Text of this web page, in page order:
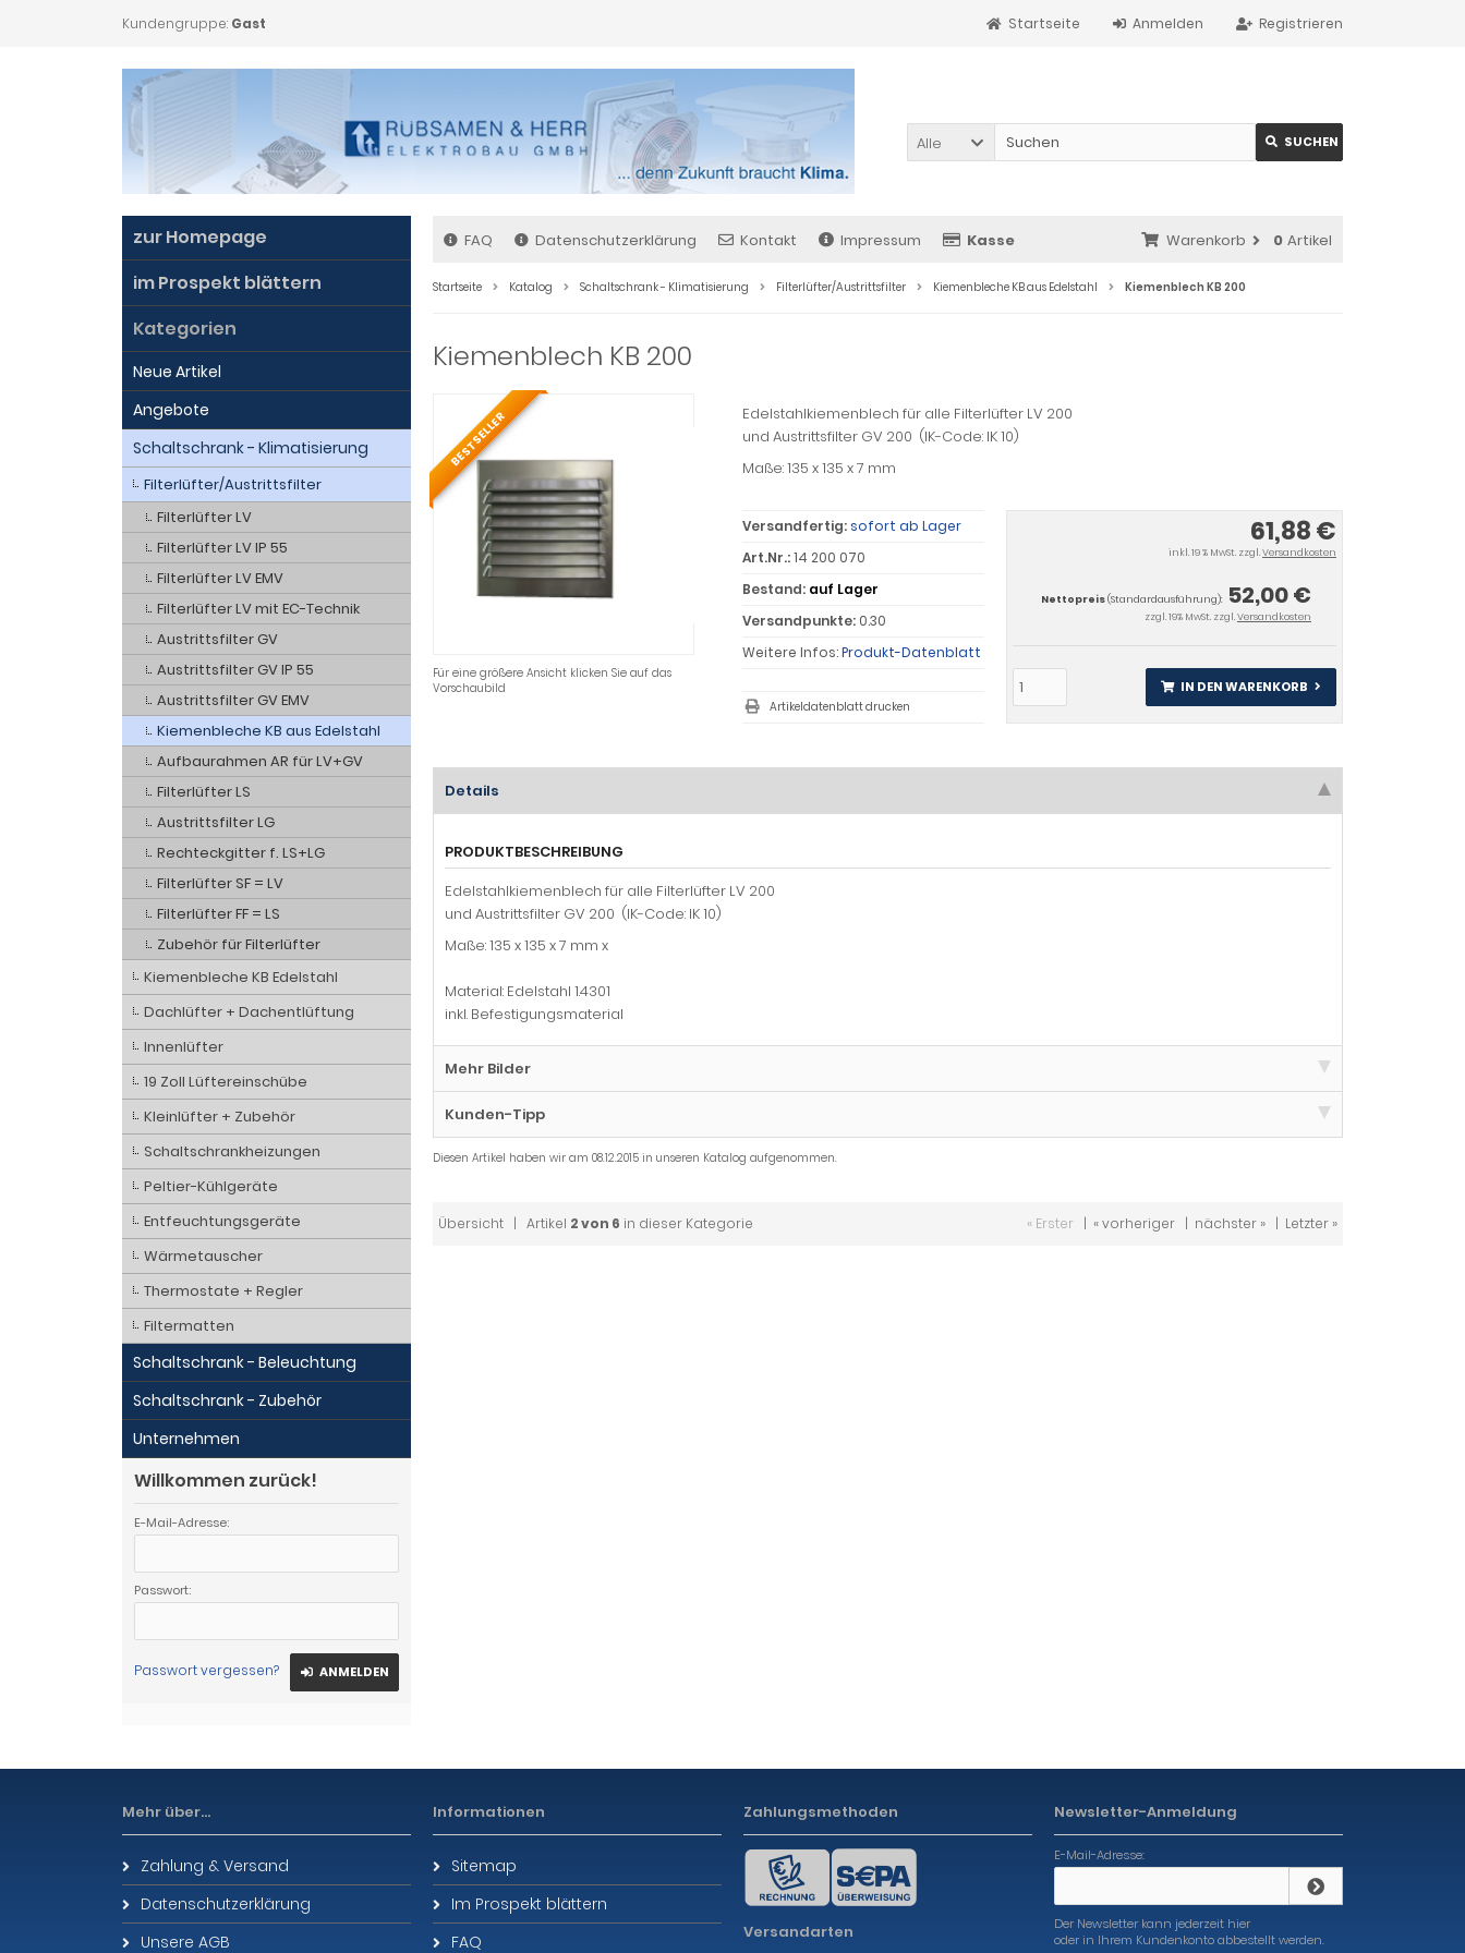
Kundengruppe: Gast Registrieren
Anmelden
Startseite
Alle SUCHEN
FAQ Datenschutzerklärung Kontakt Impressum Kasse Warenkorb 0 Artikel
Startseite Katalog Schaltschrank - Klimatisierung Filterlüfter/Austrittsfilter Kiemenbleche KB aus Edelstahl Kiemenblech KB 200
Kiemenblech KB 200
BESTSELLER
Für eine größere Ansicht klicken Sie auf das
Vorschaubild
Edelstahlkiemenblech für alle Filterlüfter LV 200
und Austrittsfilter GV 200 (IK-Code: IK 10)
Maße: 135 x 135 x 7 mm
61,88 €
inkl. 19 % MwSt. zzgl.Versandkosten
Nettopreis(Standardausführung):52,00 €
zzgl. 19% MwSt. zzgl.Versandkosten
IN DEN WARENKORB
Versandfertig: sofort ab Lager
Art.Nr.:14 200 070
Bestand: auf Lager
Versandpunkte:0.30
Weitere Infos:Produkt-Datenblatt
Artikeldatenblatt drucken
Details
PRODUKTBESCHREIBUNG
Edelstahlkiemenblech für alle Filterlüfter LV 200
und Austrittsfilter GV 200 (IK-Code: IK 10)
Maße: 135 x 135 x 7 mm x
Material: Edelstahl 1.4301
inkl. Befestigungsmaterial
Mehr Bilder
Kunden-Tipp
Diesen Artikel haben wir am 08.12.2015 in unseren Katalog aufgenommen.
Übersicht | Artikel 2 von 6 in dieser Kategorie « Erster | « vorheriger | nächster » | Letzter »
zur Homepage
im Prospekt blättern
Kategorien
Neue Artikel
Angebote
Schaltschrank - Klimatisierung
Filterlüfter/Austrittsfilter
Filterlüfter LV
Filterlüfter LV IP 55
Filterlüfter LV EMV
Filterlüfter LV mit EC-Technik
Austrittsfilter GV
Austrittsfilter GV IP 55
Austrittsfilter GV EMV
Kiemenbleche KB aus Edelstahl
Aufbaurahmen AR für LV+GV
Filterlüfter LS
Austrittsfilter LG
Rechteckgitter f. LS+LG
Filterlüfter SF = LV
Filterlüfter FF = LS
Zubehör für Filterlüfter
Kiemenbleche KB Edelstahl
Dachlüfter + Dachentlüftung
Innenlüfter
19 Zoll Lüftereinschübe
Kleinlüfter + Zubehör
Schaltschrankheizungen
Peltier-Kühlgeräte
Entfeuchtungsgeräte
Wärmetauscher
Thermostate + Regler
Filtermatten
Schaltschrank - Beleuchtung
Schaltschrank - Zubehör
Unternehmen
Willkommen zurück!
E-Mail-Adresse:
Passwort:
Passwort vergessen? ANMELDEN
Mehr über...
Zahlung & Versand
Datenschutzerklärung
Unsere AGB
Informationen
Sitemap
Im Prospekt blättern
FAQ
Zahlungsmethoden
Versandarten
Newsletter-Anmeldung
E-Mail-Adresse:
Der Newsletter kann jederzeit hier
oder in Ihrem Kundenkonto abbestellt werden.